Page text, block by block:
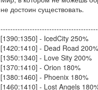
не достоин существовать.
[1390:1350] - IcedCity 250%
[1420:1410] - Dead Road 200%
[1350:1340] - Love Sity 200%
[1370:1410] - Orion 180%
[1380:1460] - Phoenix 180%
[1460:1410] - Lost Angels